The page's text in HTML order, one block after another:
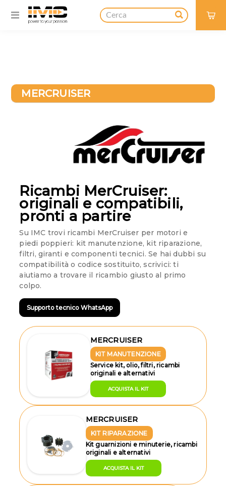
MERCRUISER
Ricambi MerCruiser:
originali e compatibili,
pronti a partire
Su IMC trovi ricambi MerCruiser per motori e
piedi poppieri: kit manutenzione, kit riparazione,
filtri, giranti e componenti tecnici. Se hai dubbi su
compatibilità o codice sostituito, scrivici: ti
aiutiamo a trovare il ricambio giusto al primo
colpo.
Supporto tecnico WhatsApp
MERCRUISER
KIT MANUTENZIONE
Service kit, olio, filtri, ricambi
originali e alternativi
ACQUISTA IL KIT
MERCRUISER
KIT RIPARAZIONE
Kit guarnizioni e minuterie, ricambi
originali e alternativi
ACQUISTA IL KIT